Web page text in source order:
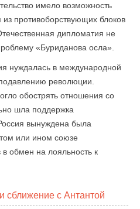
имело возможность
противоборствующих блоков
дипломатия не
«Буриданова осла».
нуждалась в международной
революции.
обострять отношения со
шла поддержка
вынуждена была
или ином союзе
обмен на лояльность к
сближение с Антантой